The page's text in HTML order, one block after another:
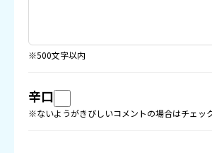
※500文字以内
辛口
※ないようがきびしいコメントの場合はチェッ